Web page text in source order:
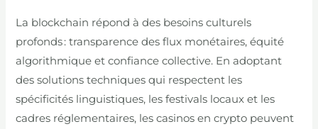
La blockchain répond à des besoins culturels
profonds : transparence des flux monétaires, équité
algorithmique et confiance collective. En adoptant
des solutions techniques qui respectent les
spécificités linguistiques, les festivals locaux et les
cadres réglementaires, les casinos en crypto peuvent